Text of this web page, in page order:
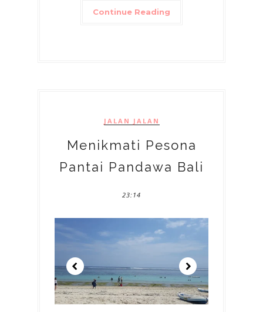
Continue Reading
JALAN JALAN
Menikmati Pesona
Pantai Pandawa Bali
23:14